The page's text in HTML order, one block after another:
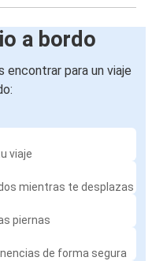
a bordo
encontrar para un viaje
viaje
mientras te desplazas
piernas
de forma segura